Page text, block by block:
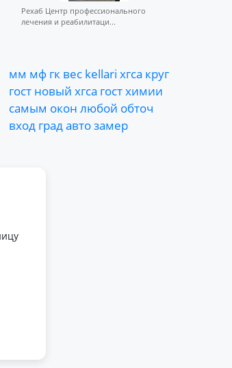
Рехаб Центр профессионального
лечения и реабилитаци...
мм мф гк вес kellari хгса круг
гост новый хгса гостхимии
самым окон любой обточ
вход градавтозамер